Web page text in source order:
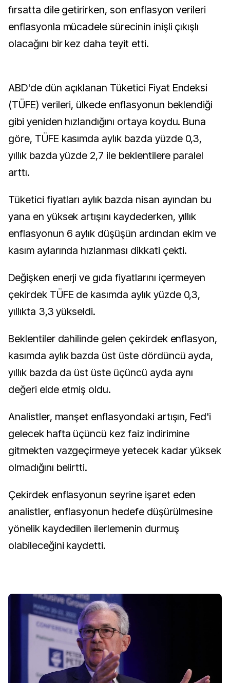
fırsatta dile getirirken, son enflasyon verileri
enflasyonla mücadele sürecinin inişli çıkışlı
olacağını bir kez daha teyit etti.
ABD'de dün açıklanan Tüketici Fiyat Endeksi
(TÜFE) verileri, ülkede enflasyonun beklendiği
gibi yeniden hızlandığını ortaya koydu. Buna
göre, TÜFE kasımda aylık bazda yüzde 0,3,
yıllık bazda yüzde 2,7 ile beklentilere paralel
arttı.
Tüketici fiyatları aylık bazda nisan ayından bu
yana en yüksek artışını kaydederken, yıllık
enflasyonun 6 aylık düşüşün ardından ekim ve
kasım aylarında hızlanması dikkati çekti.
Değişken enerji ve gıda fiyatlarını içermeyen
çekirdek TÜFE de kasımda aylık yüzde 0,3,
yıllıkta 3,3 yükseldi.
Beklentiler dahilinde gelen çekirdek enflasyon,
kasımda aylık bazda üst üste dördüncü ayda,
yıllık bazda da üst üste üçüncü ayda aynı
değeri elde etmiş oldu.
Analistler, manşet enflasyondaki artışın, Fed'i
gelecek hafta üçüncü kez faiz indirimine
gitmekten vazgeçirmeye yetecek kadar yüksek
olmadığını belirtti.
Çekirdek enflasyonun seyrine işaret eden
analistler, enflasyonun hedefe düşürülmesine
yönelik kaydedilen ilerlemenin durmuş
olabileceğini kaydetti.